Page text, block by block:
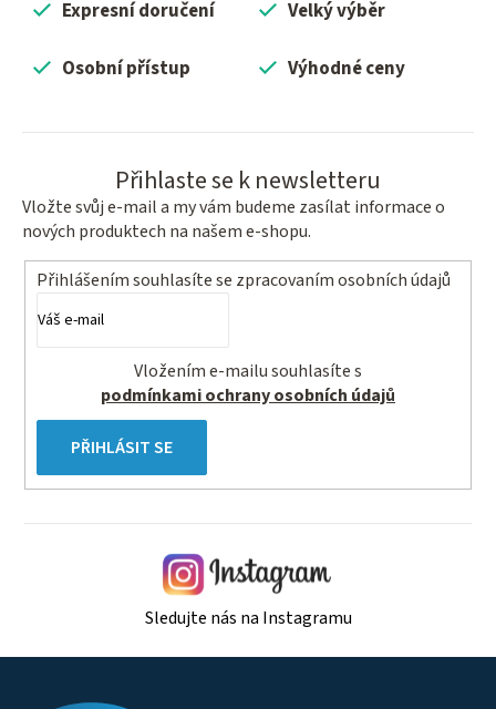
Expresní doručení Velký výběr
Osobní přístup Výhodné ceny
Přihlaste se k newsletteru
Vložte svůj e-mail a my vám budeme zasílat informace o
nových produktech na našem e-shopu.
Přihlášením souhlasíte se zpracovaním osobních údajů
podmínkami ochrany osobních údajů
PŘIHLÁSIT SE
Sledujte nás na Instagramu